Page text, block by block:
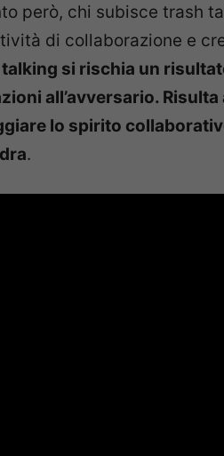
però, chi subisce trash
di collaborazione e
si rischia un
all’avversario. Risulta
lo spirito
.